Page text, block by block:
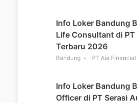
Info Loker Bandung
Life Consultant di PT
Terbaru 2026
Bandung PT Aia Financial
Info Loker Bandung
Officer di PT Serasi